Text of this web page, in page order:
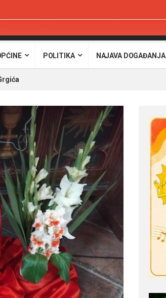
POLITIKA NAJAVA DOGAĐANJA